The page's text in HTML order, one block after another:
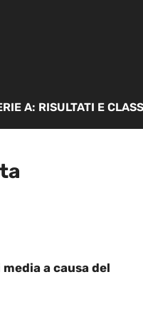
A: RISULTATI E
a causa del